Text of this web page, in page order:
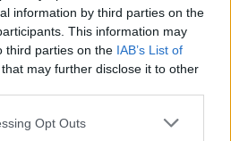
information by third parties on the
This information may
third parties on the IAB’s List of
that may further disclose it to other
Opt Outs
00:00:30
Vilniaus r.: dviejų moterų ir